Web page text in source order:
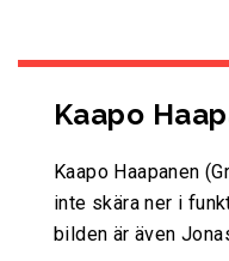
Kaapo
Kaapo Haapanen
inte skära ner i
bilden är även